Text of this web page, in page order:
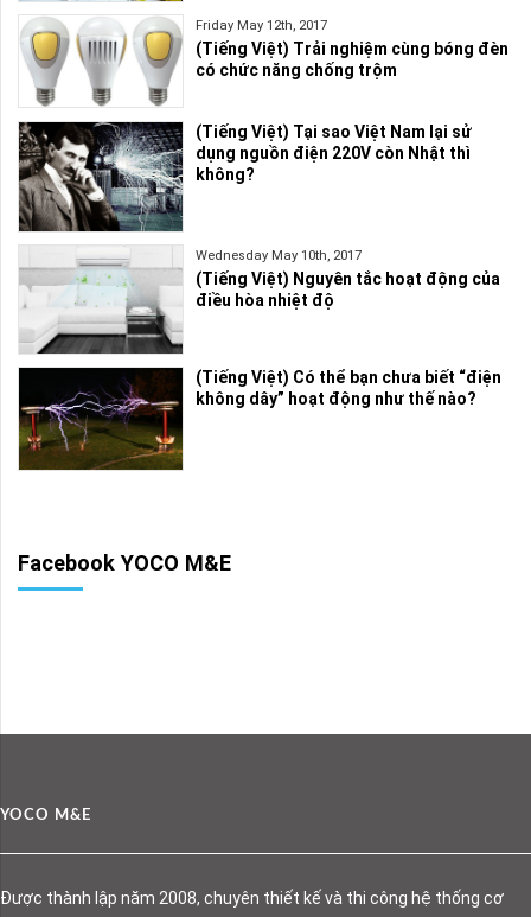
Friday May 12th, 2017
(Tiếng Việt) Trải nghiệm cùng bóng đèn
có chức năng chống trộm
(Tiếng Việt) Tại sao Việt Nam lại sử
dụng nguồn điện 220V còn Nhật thì
không?
Wednesday May 10th, 2017
(Tiếng Việt) Nguyên tắc hoạt động của
điều hòa nhiệt độ
(Tiếng Việt) Có thể bạn chưa biết “điện
không dây” hoạt động như thế nào?
Facebook YOCO M&E
YOCO M&E
Được thành lập năm 2008, chuyên thiết kế và thi công hệ thống cơ